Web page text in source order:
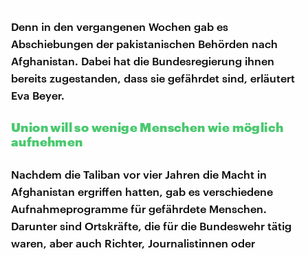
Denn in den vergangenen Wochen gab es
Abschiebungen der pakistanischen Behörden nach
Afghanistan. Dabei hat die Bundesregierung ihnen
bereits zugestanden, dass sie gefährdet sind, erläutert
Eva Beyer.
Union will so wenige Menschen wie möglich
aufnehmen
Nachdem die Taliban vor vier Jahren die Macht in
Afghanistan ergriffen hatten, gab es verschiedene
Aufnahmeprogramme für gefährdete Menschen.
Darunter sind Ortskräfte, die für die Bundeswehr tätig
waren, aber auch Richter, Journalistinnen oder